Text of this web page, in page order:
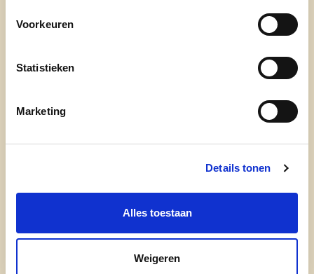
Voorkeuren
Statistieken
Marketing
Details tonen
Alles toestaan
Weigeren
doe mee